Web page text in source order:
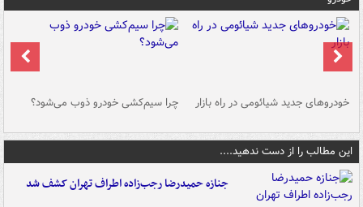
خودروهای جدید شیائومی در راه بازار چرا سیم‌کشی خودرو ذوب می‌شود؟
این مطالب را از دست ندهید....
جنازه حمیدرضا رجب‌زاده اطراف تهران کشف شد